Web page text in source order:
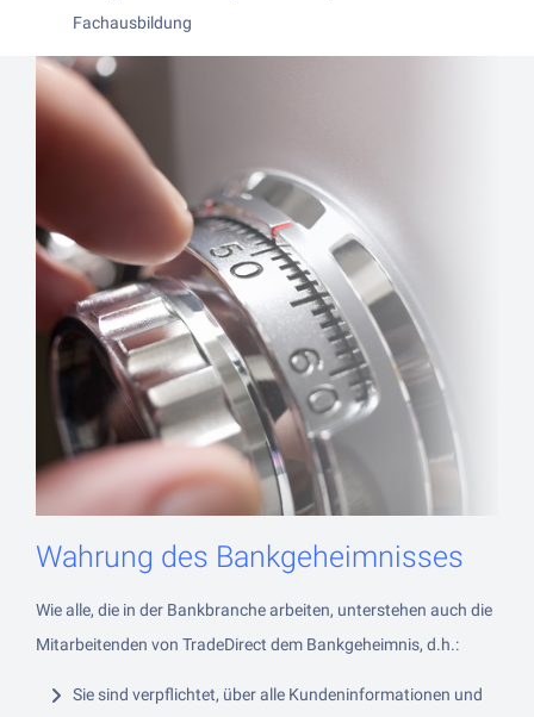
Fachausbildung
Wahrung des Bankgeheimnisses
Wie alle, die in der Bankbranche arbeiten, unterstehen auch die
Mitarbeitenden von TradeDirect dem Bankgeheimnis, d.h.:
Sie sind verpflichtet, über alle Kundeninformationen und